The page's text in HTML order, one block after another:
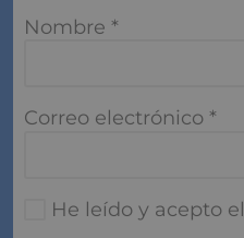
Nombre *
Correo electrónico *
He leído y acepto el